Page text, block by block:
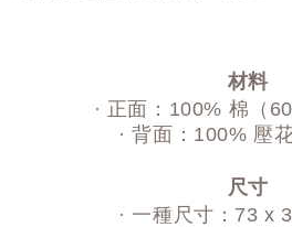
材料
· 正面：100% 棉（
· 背面：100% 壓
尺寸
· 一種尺寸：73 x